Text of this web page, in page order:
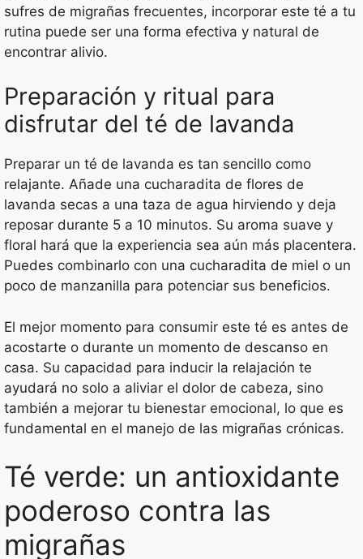
sufres de migrañas frecuentes, incorporar este té a tu
rutina puede ser una forma efectiva y natural de
encontrar alivio.
Preparación y ritual para
disfrutar del té de lavanda
Preparar un té de lavanda es tan sencillo como
relajante. Añade una cucharadita de flores de
lavanda secas a una taza de agua hirviendo y deja
reposar durante 5 a 10 minutos. Su aroma suave y
floral hará que la experiencia sea aún más placentera.
Puedes combinarlo con una cucharadita de miel o un
poco de manzanilla para potenciar sus beneficios.
El mejor momento para consumir este té es antes de
acostarte o durante un momento de descanso en
casa. Su capacidad para inducir la relajación te
ayudará no solo a aliviar el dolor de cabeza, sino
también a mejorar tu bienestar emocional, lo que es
fundamental en el manejo de las migrañas crónicas.
Té verde: un antioxidante
poderoso contra las
migrañas